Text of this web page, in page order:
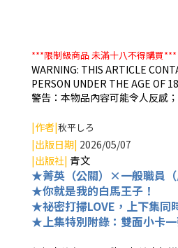
***限制級商品未滿十八不得購買***
WARNING: THIS ARTICLE
PERSON UNDER THE AGE OF
警告：本物品內容可能令人反感
|作者|秋平しろ
|出版日期| 2026/05/07
|出版社| 青文
★菁英（公關）×一般職員（
★你就是我的白馬王子！
★祕密打掃LOVE，上下集同
★上集特別附錄：雙面小卡